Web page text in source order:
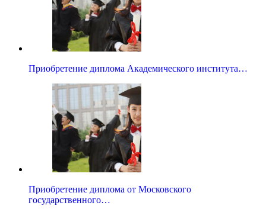
Приобретение диплома Академического института…
Приобретение диплома от Московского
государственного…